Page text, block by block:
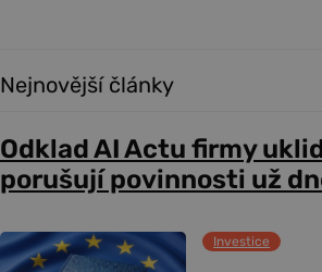
Nejnovější články
Odklad AI Actu firmy
porušují povinnosti už
Investice